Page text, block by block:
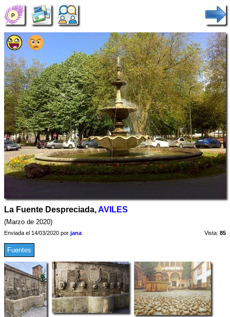
La Fuente Despreciada,AVILES
(Marzo de 2020)
Enviada el 14/03/2020 por jana Vista: 85
Fuentes